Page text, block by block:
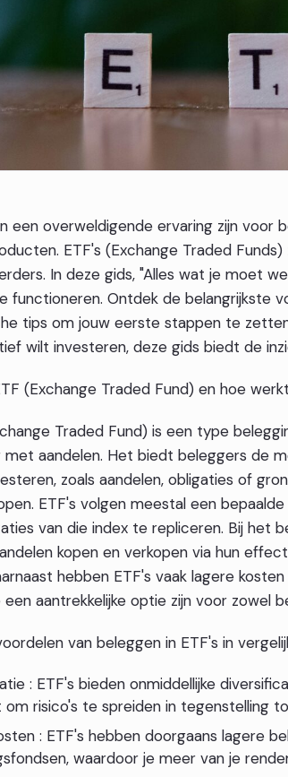
een overweldigende ervaring zijn voor
ETF's (Exchange Traded
In deze gids, "Alles wat je moet
functioneren. Ontdek de belangrijkste
tips om jouw eerste stappen te
wilt investeren, deze gids biedt de
(Exchange Traded Fund) en hoe
Traded Fund) is een type
met aandelen. Het biedt beleggers de
zoals aandelen, obligaties of
ETF's volgen meestal een
van die index te repliceren. Bij het
kopen en verkopen via hun
hebben ETF's vaak lagere
aantrekkelijke optie zijn voor zowel
van beleggen in ETF's in
: ETF's bieden onmiddellijke
risico's te spreiden in tegenstelling
: ETF's hebben doorgaans lagere
waardoor je meer van je